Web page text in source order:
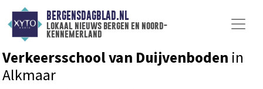
BERGENSDAGBLAD.NL
lokaal nieuws bergen en noord-
kennemerland
Verkeersschool van Duijvenboden in
Alkmaar